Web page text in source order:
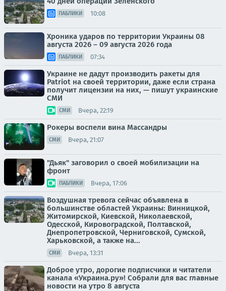
ПАБЛИКИ 10:08
Хроника ударов по территории Украины 08
августа 2026 – 09 августа 2026 года
ПАБЛИКИ 07:34
Украине не дадут производить ракеты для
Patriot на своей территории, даже если страна
получит лицензии на них, — пишут украинские
СМИ
СМИ Вчера, 22:19
Рокеры воспели вина Массандры
СМИ Вчера, 21:07
"Дьяк" заговорил о своей мобилизации на
фронт
ПАБЛИКИ Вчера, 17:06
Воздушная тревога сейчас объявлена в
большинстве областей Украины: Винницкой,
Житомирской, Киевской, Николаевской,
Одесской, Кировоградской, Полтавской,
Днепропетровской, Черниговской, Сумской,
Харьковской, а также на...
СМИ Вчера, 13:31
Доброе утро, дорогие подписчики и читатели
канала «Украина.ру»! Собрали для вас главные
новости на утро 8 августа